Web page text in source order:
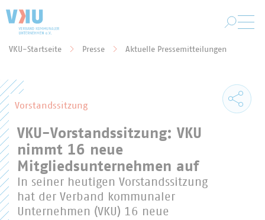
VKU-Startseite Presse Aktuelle Pressemitteilungen
Vorstandssitzung
VKU-Vorstandssitzung: VKU
nimmt 16 neue
Mitgliedsunternehmen auf
In seiner heutigen Vorstandssitzung
hat der Verband kommunaler
Unternehmen (VKU) 16 neue